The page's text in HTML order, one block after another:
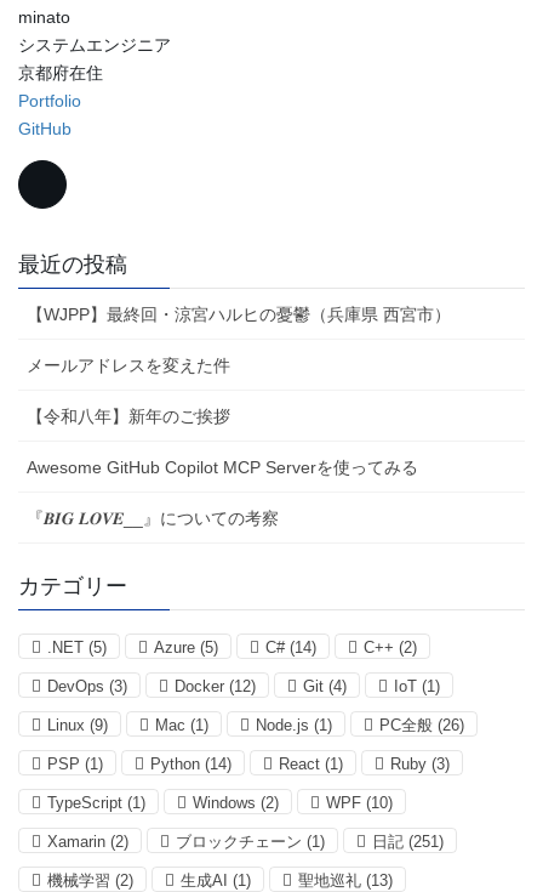
minato
システムエンジニア
京都府在住
Portfolio
GitHub
最近の投稿
【WJPP】最終回・涼宮ハルヒの憂鬱（兵庫県 西宮市）
メールアドレスを変えた件
【令和八年】新年のご挨拶
Awesome GitHub Copilot MCP Serverを使ってみる
『𝑩𝑰𝑮 𝑳𝑶𝑽𝑬__』についての考察
カテゴリー
.NET (5) Azure (5) C#(14) C++ (2)
DevOps (3) Docker (12) Git (4) IoT (1)
Linux (9) Mac (1) Node.js (1) PC全般 (26)
PSP (1) Python (14) React (1) Ruby (3)
TypeScript (1) Windows (2) WPF (10)
Xamarin (2) ブロックチェーン (1) 日記 (251)
機械学習 (2) 生成AI (1) 聖地巡礼 (13)